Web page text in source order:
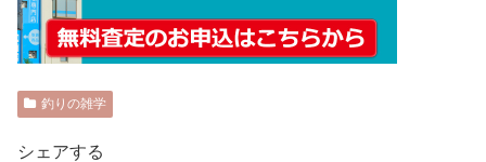
釣りの雑学
シェアする